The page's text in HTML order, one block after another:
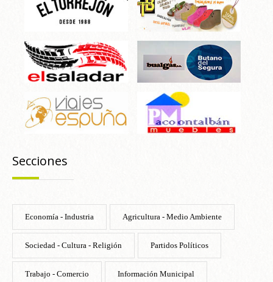
Secciones
Economía - Industria Agricultura - Medio Ambiente
Sociedad - Cultura - Religión Partidos Políticos
Trabajo - Comercio Información Municipal